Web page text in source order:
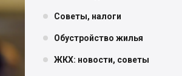
Советы, налоги
Обустройство жилья
ЖКХ: новости, советы